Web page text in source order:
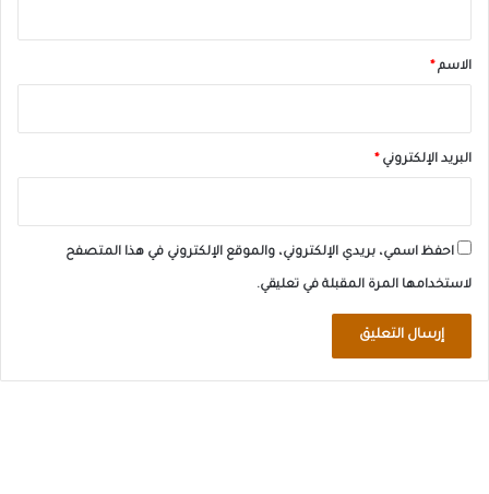
*الاسم *
البريد الإلكتروني *
احفظ اسمي، بريدي الإلكتروني، والموقع الإلكتروني في هذا المتصفح
لاستخدامها المرة المقبلة في تعليقي.